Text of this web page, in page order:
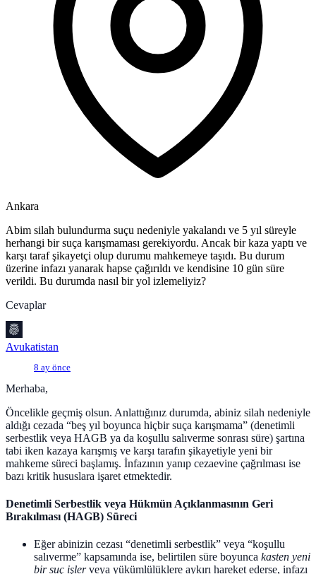
Ankara
Abim silah bulundurma suçu nedeniyle yakalandı ve 5 yıl süreyle
herhangi bir suça karışmaması gerekiyordu. Ancak bir kaza yaptı ve
karşı taraf şikayetçi olup durumu mahkemeye taşıdı. Bu durum
üzerine infazı yanarak hapse çağırıldı ve kendisine 10 gün süre
verildi. Bu durumda nasıl bir yol izlemeliyiz?
Cevaplar
Avukatistan
8 ay önce
Merhaba,
Öncelikle geçmiş olsun. Anlattığınız durumda, abiniz silah nedeniyle
aldığı cezada “beş yıl boyunca hiçbir suça karışmama” (denetimli
serbestlik veya HAGB ya da koşullu salıverme sonrası süre) şartına
tabi iken kazaya karışmış ve karşı tarafın şikayetiyle yeni bir
mahkeme süreci başlamış. İnfazının yanıp cezaevine çağrılması ise
bazı kritik hususlara işaret etmektedir.
Denetimli Serbestlik veya Hükmün Açıklanmasının Geri
Bırakılması (HAGB) Süreci
Eğer abinizin cezası “denetimli serbestlik” veya “koşullu
salıverme” kapsamında ise, belirtilen süre boyunca kasten yeni
bir suç işlerveya yükümlülüklere aykırı hareket ederse, infazı